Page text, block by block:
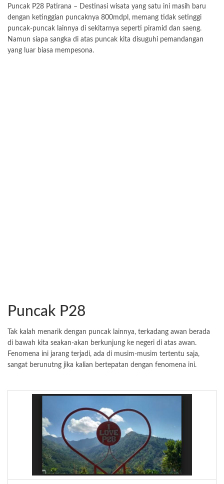
Puncak P28 Patirana – Destinasi wisata yang satu ini masih baru
dengan ketinggian puncaknya 800mdpl, memang tidak setinggi
puncak-puncak lainnya di sekitarnya seperti piramid dan saeng.
Namun siapa sangka di atas puncak kita disuguhi pemandangan
yang luar biasa mempesona.
Puncak P28
Tak kalah menarik dengan puncak lainnya, terkadang awan berada
di bawah kita seakan-akan berkunjung ke negeri di atas awan.
Fenomena ini jarang terjadi, ada di musim-musim tertentu saja,
sangat berunutng jika kalian bertepatan dengan fenomena ini.